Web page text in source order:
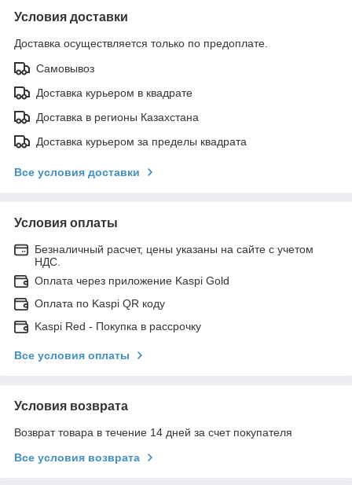
Условия доставки
Доставка осуществляется только по предоплате.
Самовывоз
Доставка курьером в квадрате
Доставка в регионы Казахстана
Доставка курьером за пределы квадрата
Все условия доставки
Условия оплаты
Безналичный расчет, цены указаны на сайте с учетом
НДС.
Оплата через приложение Kaspi Gold
Оплата по Kaspi QR коду
Kaspi Red - Покупка в рассрочку
Все условия оплаты
Условия возврата
Возврат товара в течение 14 дней за счет покупателя
Все условия возврата